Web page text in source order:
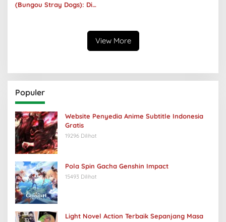
(Bungou Stray Dogs): Di
View More
Populer
Website Penyedia Anime Subtitle Indonesia
Gratis
19296 Dilihat
Pola Spin Gacha Genshin Impact
15493 Dilihat
Light Novel Action Terbaik Sepanjang Masa